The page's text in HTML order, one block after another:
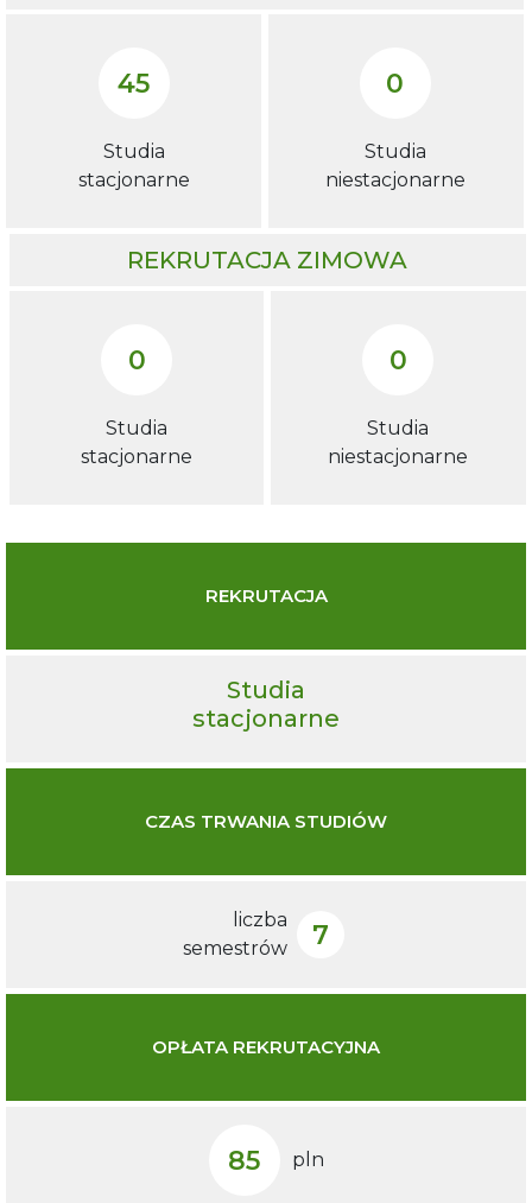
45
Studia
stacjonarne
0
Studia
niestacjonarne
REKRUTACJA ZIMOWA
0
Studia
stacjonarne
0
Studia
niestacjonarne
REKRUTACJA
Studia
stacjonarne
CZAS TRWANIA STUDIÓW
liczba
semestrów
7
OPŁATA REKRUTACYJNA
85 pln